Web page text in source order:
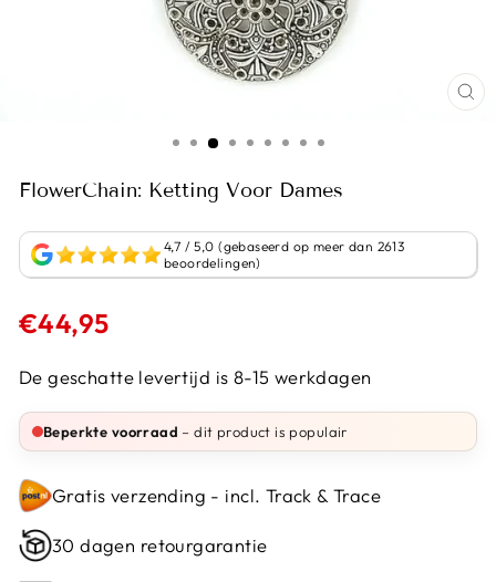
FlowerChain: Ketting Voor Dames
4,7 / 5,0 (gebaseerd op meer dan 2613
beoordelingen)
€44,95
De geschatte levertijd is 8-15 werkdagen
Beperkte voorraad – dit product is populair
Gratis verzending - incl. Track & Trace
30 dagen retourgarantie